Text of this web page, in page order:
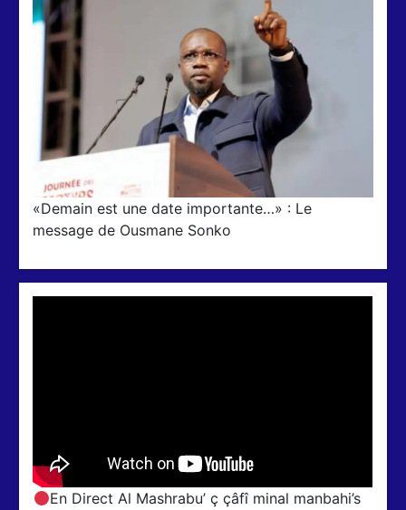
«Demain est une date importante…» : Le
message de Ousmane Sonko
En Direct Al Mashrabu’ ç çâfî minal manbahi’s